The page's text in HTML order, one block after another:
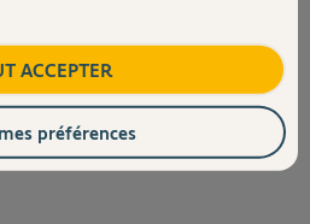
fil de discussion
ACCEPTER
préférences